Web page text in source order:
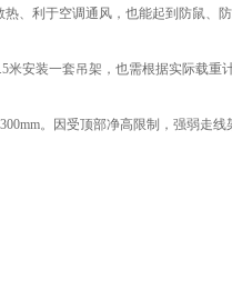
、利于空调通风，也能起到防鼠、
安装一套吊架，也需根据实际载重
。因受顶部净高限制，强弱走线